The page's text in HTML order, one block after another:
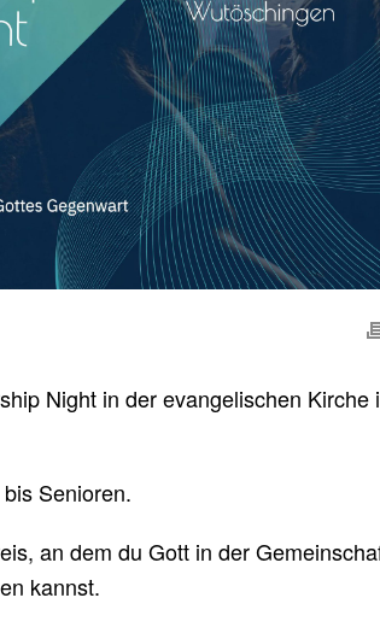
Night in der evangelischen Kirche
Senioren.
an dem du Gott in der
kannst.